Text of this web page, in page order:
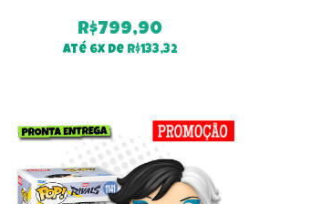
R$799,90
Até 6x de R$133,32